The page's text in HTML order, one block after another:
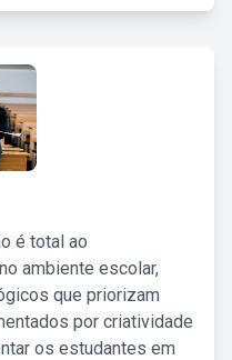
é total ao
ambiente escolar,
que priorizam
por criatividade
os estudantes em